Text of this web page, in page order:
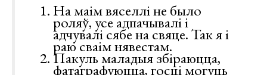
На маім вяселлі не было
роляў, усе адпачывалі і
адчувалі сябе на свяце. Так я і
раю сваім нявестам.
Пакуль маладыя збіраюцца,
фатаграфуюцца, госці могуць